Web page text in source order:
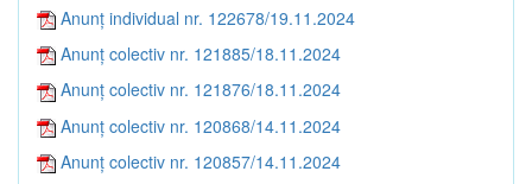
Anunț individual nr. 122678/19.11.2024
Anunț colectiv nr. 121885/18.11.2024
Anunț colectiv nr. 121876/18.11.2024
Anunț colectiv nr. 120868/14.11.2024
Anunț colectiv nr. 120857/14.11.2024